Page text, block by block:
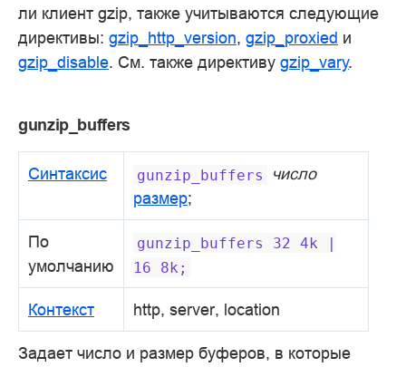
ли клиент gzip, также учитываются следующие
директивы: gzip_http_version, gzip_proxied и
gzip_disable. См. также директиву gzip_vary.
gunzip_buffers
Синтаксис gunzip_buffers
число
размер;
По
умолчанию
gunzip_buffers 32 4k
|
16
8k;
Контекст http, server, location
Задает число и размер буферов, в которые